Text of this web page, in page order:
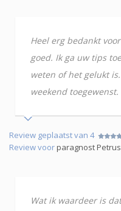
Heel erg bedankt
goed. Ik ga uw tips
weten of het gelukt
weekend toegewenst.
Review geplaatst van 4
Review voorparagnost Petrus
Wat ik waardeer is